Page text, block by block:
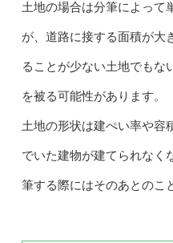
土地の場合は分筆によって
が、道路に接する面積が大
ることが少ない土地でもな
を被る可能性があります。
土地の形状は建ぺい率や容
でいた建物が建てられなく
筆する際にはそのあとのこ